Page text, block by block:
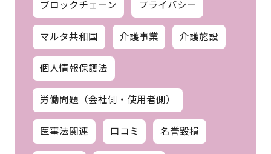
ブロックチェーン プライバシー
マルタ共和国 介護事業 介護施設
個人情報保護法
労働問題（会社側・使用者側）
医事法関連 口コミ 名誉毀損